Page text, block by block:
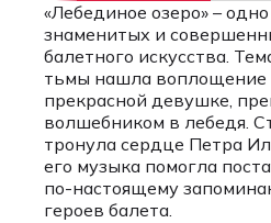
«Лебединое озеро» –
знаменитых и
балетного искусства.
тьмы нашла воплощение
прекрасной девушке,
волшебником в лебедя.
тронула сердце Петра
его музыка помогла
по-настоящему
героев балета.